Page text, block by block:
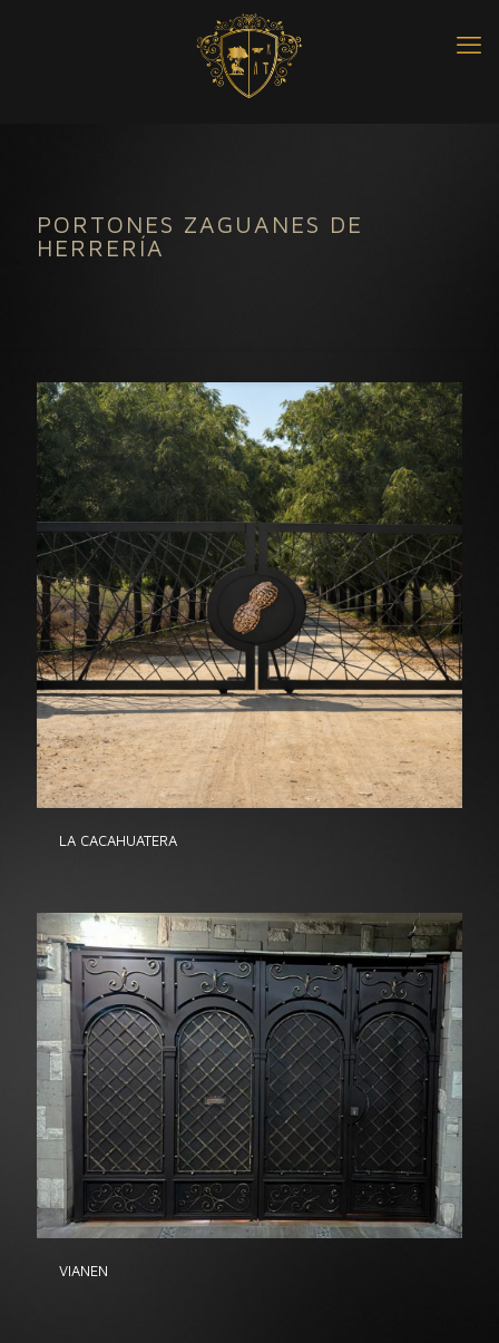
PORTONES ZAGUANES DE
HERRERÍA
LA CACAHUATERA
VIANEN